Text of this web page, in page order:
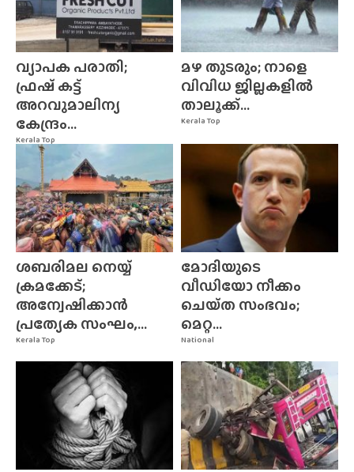
Kerala Top
വ്യാപക പരാതി;
ഫ്രഷ് കട്ട്
അറവുമാലിന്യ
കേന്ദ്രം...
Kerala Top
മഴ തുടരും; നാളെ
വിവിധ ജില്ലകളിൽ
താലൂക്ക്...
Kerala Top
ശബരിമല നെയ്യ്
ക്രമക്കേട്;
അന്വേഷിക്കാൻ
പ്രത്യേക സംഘം,...
National
മോദിയുടെ
വീഡിയോ നീക്കം
ചെയ്‌ത സംഭവം;
മെറ്റ...